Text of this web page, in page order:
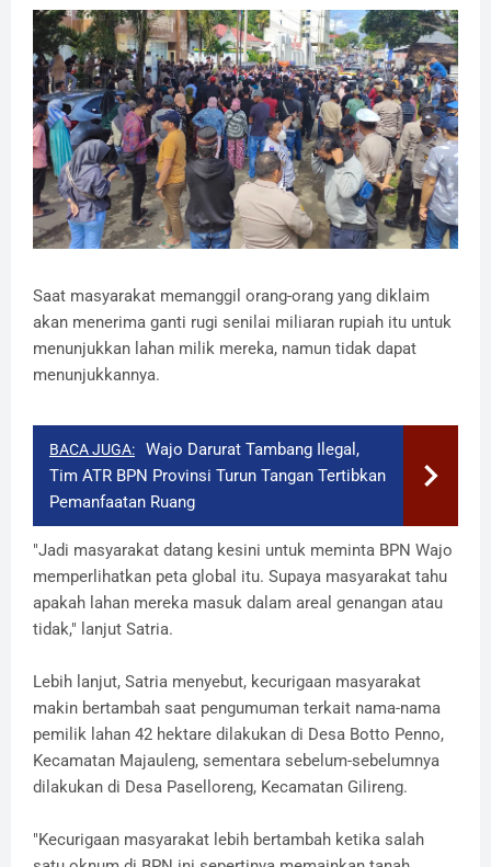
Saat masyarakat memanggil orang-orang yang diklaim
akan menerima ganti rugi senilai miliaran rupiah itu untuk
menunjukkan lahan milik mereka, namun tidak dapat
menunjukkannya.
BACA JUGA:
Wajo Darurat Tambang Ilegal,
Tim ATR BPN Provinsi Turun Tangan Tertibkan
Pemanfaatan Ruang
"Jadi masyarakat datang kesini untuk meminta BPN Wajo
memperlihatkan peta global itu. Supaya masyarakat tahu
apakah lahan mereka masuk dalam areal genangan atau
tidak," lanjut Satria.
Lebih lanjut, Satria menyebut, kecurigaan masyarakat
makin bertambah saat pengumuman terkait nama-nama
pemilik lahan 42 hektare dilakukan di Desa Botto Penno,
Kecamatan Majauleng, sementara sebelum-sebelumnya
dilakukan di Desa Paselloreng, Kecamatan Gilireng.
"Kecurigaan masyarakat lebih bertambah ketika salah